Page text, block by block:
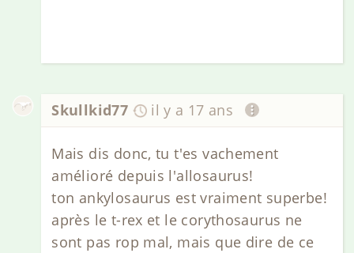
Skullkid77 il y a 17 ans
Mais dis donc, tu t'es vachement
amélioré depuis l'allosaurus!
ton ankylosaurus est vraiment superbe!
après le t-rex et le corythosaurus ne
sont pas rop mal, mais que dire de ce